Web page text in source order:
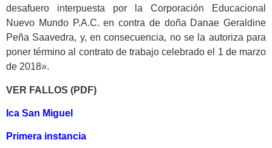
desafuero interpuesta por la Corporación Educacional
Nuevo Mundo P.A.C. en contra de doña Danae Geraldine
Peña Saavedra, y, en consecuencia, no se la autoriza para
poner término al contrato de trabajo celebrado el 1 de marzo
de 2018».
VER FALLOS (PDF)
Ica San Miguel
Primera instancia